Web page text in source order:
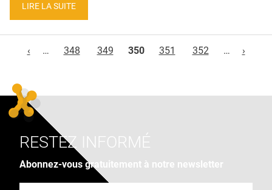
LIRE LA SUITE
‹
… 348 349 350 351 352 … ›
RESTEZ INFORMÉ
Abonnez-vous gratuitement à notre newsletter